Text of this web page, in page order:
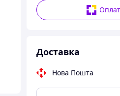
Доставка
Нова Пошта